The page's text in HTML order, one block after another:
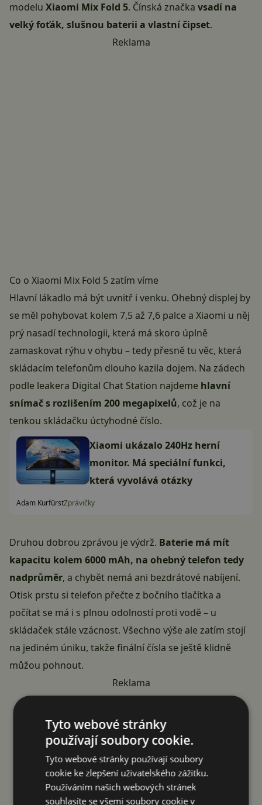
modelu Xiaomi Mix Fold 5. Čínská značka vsadí na
velký foťák, slušnou baterii a vlastní čipset.
Reklama
Co o Xiaomi Mix Fold 5 zatím víme
Hlavní lákadlo má být uvnitř i venku. Ohebný displej by
se měl pohybovat kolem 7,5 až 7,6 palce a Xiaomi u něj
prý nasadí technologii, která má skoro úplně
zamaskovat rýhu v ohybu – tedy přesně tu věc, která
skládacím telefonům dlouho kazila dojem. Na zádech
podle leakera Digital Chat Station najdeme hlavní
snímač s rozlišením 200 megapixelů, což je na
tenkou skládačku úctyhodné číslo.
Xiaomi ukázalo 240Hz herní
monitor. Má speciální funkci,
která vyvolává otázky
Adam KurfürstZprávičky
Druhou dobrou zprávou je výdrž. Baterie má mít
kapacitu kolem 6000 mAh, na ohebný telefon tedy
nadprůměr, a chybět nemá ani bezdrátové nabíjení.
Otisk prstu si telefon přečte z bočního tlačítka a
počítat se má i s plnou odolností proti vodě – u
skládaček stále vzácnost. Všechno výše ale zatím stojí
na jediném úniku, takže finální čísla se ještě klidně
můžou pohnout.
Reklama
Tyto webové stránky
používají soubory cookie.
Tyto webové stránky používají soubory
cookie ke zlepšení uživatelského zážitku.
Používáním našich webových stránek
souhlasíte se všemi soubory cookie v